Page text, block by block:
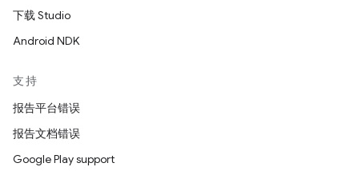
下载 Studio
Android NDK
支持
报告平台错误
报告文档错误
Google Play support